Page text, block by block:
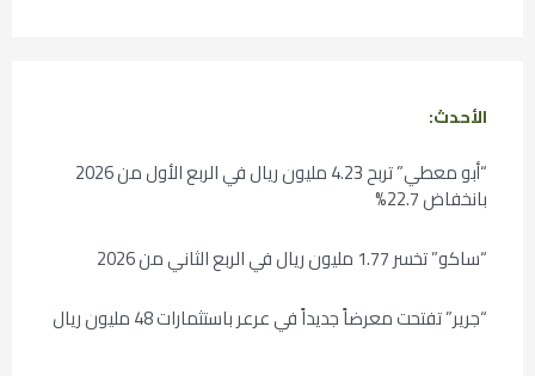
الأحدث:
“أبو معطي” تربح 4.23 مليون ريال في الربع الأول من 2026
بانخفاض 22.7%
“ساكو” تخسر 1.77 مليون ريال في الربع الثاني من 2026
“جرير” تفتحت معرضاً جديداً في عرعر باستثمارات 48 مليون ريال